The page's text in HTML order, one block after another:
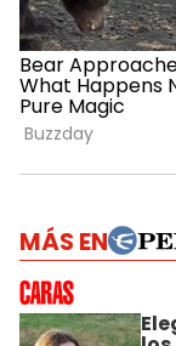
MÁS EN